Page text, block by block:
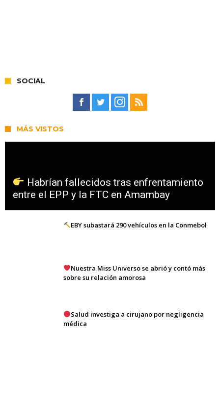
SOCIAL
MÁS VISTOS
Habrían fallecidos tras enfrentamiento
entre el EPP y la FTC en Amambay
EBY subastará 290 vehículos en la Conmebol
Nuestra Miss Universo se abrió y contó más
sobre su relación amorosa
Salud investiga a cirujano por negligencia
médica